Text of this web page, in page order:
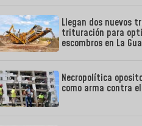
Llegan dos nuevos
trituración para
escombros en La
Necropolítica
como arma contra